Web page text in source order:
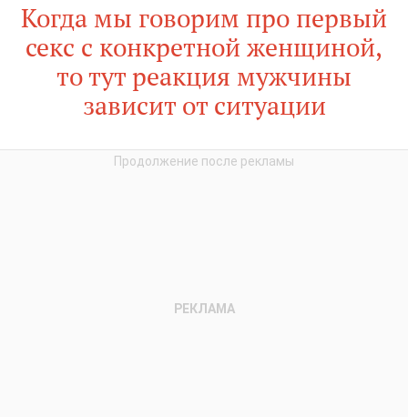
Когда мы говорим про первый
секс с конкретной женщиной,
то тут реакция мужчины
зависит от ситуации